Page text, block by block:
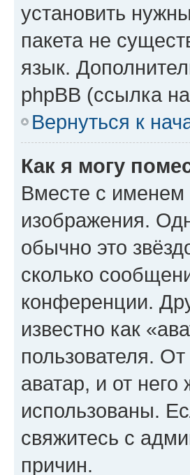
установить
пакета не
язык.
phpBB (ссылка
Вернуться к
Как я могу
Вместе с именем
изображения.
обычно это
сколько
конференции.
известно как
пользователя.
аватар, и от
использованы.
свяжитесь с
причин.